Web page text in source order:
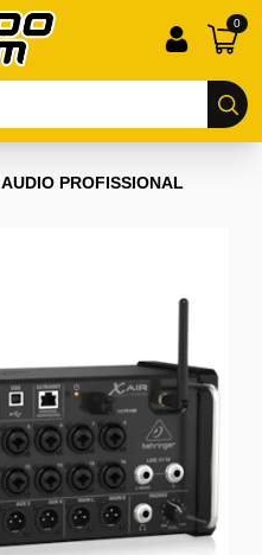
0
AUDIO PROFISSIONAL